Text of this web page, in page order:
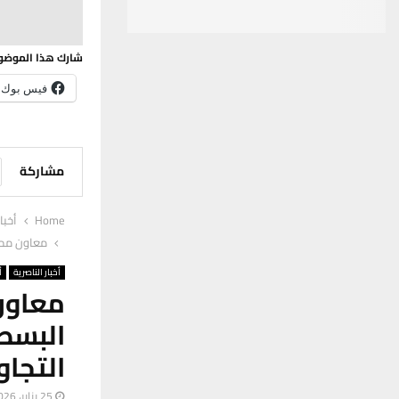
شارك هذا
فيس بوك
مشاركة
Home
معاون
أخبار الناصرية